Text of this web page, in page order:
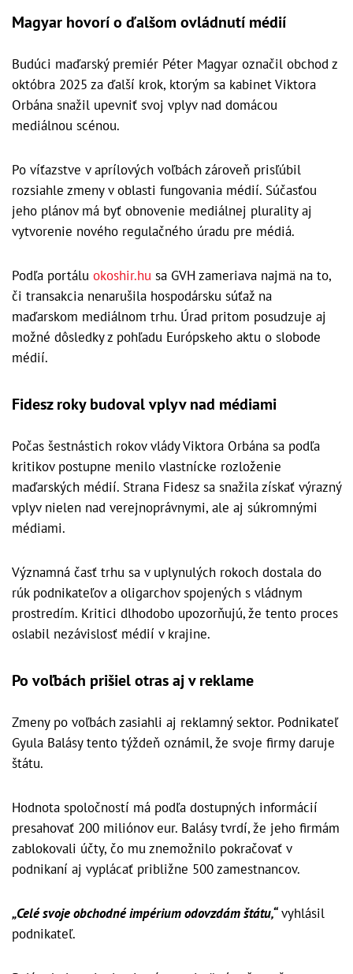
Magyar hovorí o ďalšom ovládnutí médií
Budúci maďarský premiér Péter Magyar označil obchod z
októbra 2025 za ďalší krok, ktorým sa kabinet Viktora
Orbána snažil upevniť svoj vplyv nad domácou
mediálnou scénou.
Po víťazstve v aprílových voľbách zároveň prisľúbil
rozsiahle zmeny v oblasti fungovania médií. Súčasťou
jeho plánov má byť obnovenie mediálnej plurality aj
vytvorenie nového regulačného úradu pre médiá.
Podľa portálu okoshir.hu sa GVH zameriava najmä na to,
či transakcia nenarušila hospodársku súťaž na
maďarskom mediálnom trhu. Úrad pritom posudzuje aj
možné dôsledky z pohľadu Európskeho aktu o slobode
médií.
Fidesz roky budoval vplyv nad médiami
Počas šestnástich rokov vlády Viktora Orbána sa podľa
kritikov postupne menilo vlastnícke rozloženie
maďarských médií. Strana Fidesz sa snažila získať výrazný
vplyv nielen nad verejnoprávnymi, ale aj súkromnými
médiami.
Významná časť trhu sa v uplynulých rokoch dostala do
rúk podnikateľov a oligarchov spojených s vládnym
prostredím. Kritici dlhodobo upozorňujú, že tento proces
oslabil nezávislosť médií v krajine.
Po voľbách prišiel otras aj v reklame
Zmeny po voľbách zasiahli aj reklamný sektor. Podnikateľ
Gyula Balásy tento týždeň oznámil, že svoje firmy daruje
štátu.
Hodnota spoločností má podľa dostupných informácií
presahovať 200 miliónov eur. Balásy tvrdí, že jeho firmám
zablokovali účty, čo mu znemožnilo pokračovať v
podnikaní aj vyplácať približne 500 zamestnancov.
„Celé svoje obchodné impérium odovzdám štátu,“vyhlásil
podnikateľ.